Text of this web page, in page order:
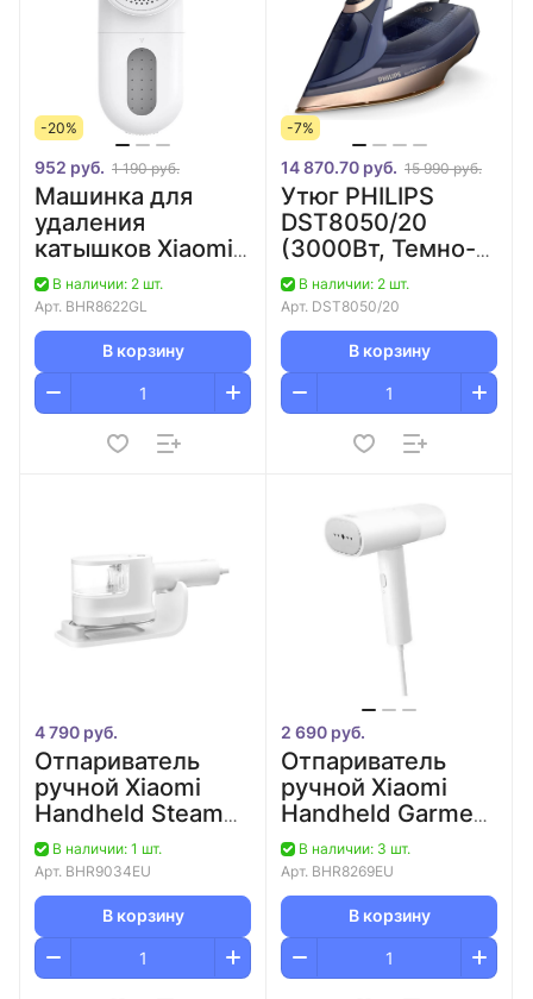
-20%
952 руб. 1 190 руб.
Машинка для
удаления
катышков Xiaomi
Lint Remover
В наличии: 2 шт.
Арт. BHR8622GL
В корзину
-7%
14 870.70 руб. 15 990 руб.
Утюг PHILIPS
DST8050/20
(3000Вт, Темно-
синий, Титановое
покрытие)
В наличии: 2 шт.
Арт. DST8050/20
В корзину
4 790 руб.
Отпариватель
ручной Xiaomi
Handheld Steam
Iron
В наличии: 1 шт.
Арт. BHR9034EU
В корзину
2 690 руб.
Отпариватель
ручной Xiaomi
Handheld Garment
Steamer 2
В наличии: 3 шт.
Арт. BHR8269EU
В корзину